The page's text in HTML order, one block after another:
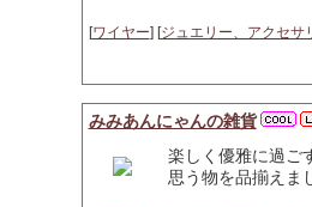
[ワイヤー] [ジュエリー、アクセサ
みみあんにゃんの雑貨
楽しく優雅に過ご
思う物を品揃えま